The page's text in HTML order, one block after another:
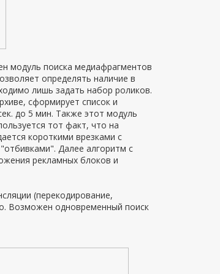
модуль поиска медиафрагментов
определять наличие в
лишь задать набор роликов.
сформирует список и
до 5 мин. Также этот модуль
тот факт, что на
короткими врезками с
Далее алгоритм с
рекламных блоков и
(перекодирование,
Возможен одновременный поиск